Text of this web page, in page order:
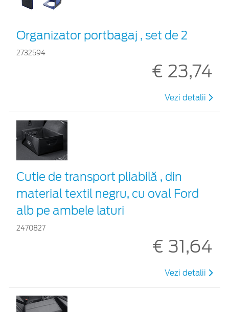
Organizator portbagaj , set de 2
2732594
€ 23,74
Vezi detalii
Cutie de transport pliabilă , din
material textil negru, cu oval Ford
alb pe ambele laturi
2470827
€ 31,64
Vezi detalii